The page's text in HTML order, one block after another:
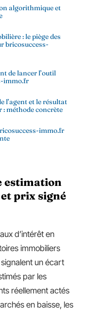
algorithmique et
: le piège des
bricosuccess-
de lancer l’outil
immo.fr
l’agent et le résultat
méthode concrète
immo.fr
estimation
prix signé
d’intérêt en
immobiliers
signalent un écart
par les
réellement actés
en baisse, les